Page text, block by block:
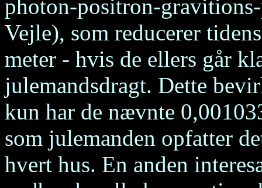
photon-positron-
Vejle), som reducerer
meter - hvis de ellers går
julemandsdragt. Dette
kun har de nævnte
som julemanden opfatter
hvert hus. En anden